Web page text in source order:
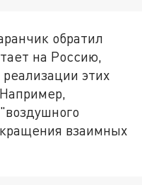
обратил
на Россию,
этих
взаимных